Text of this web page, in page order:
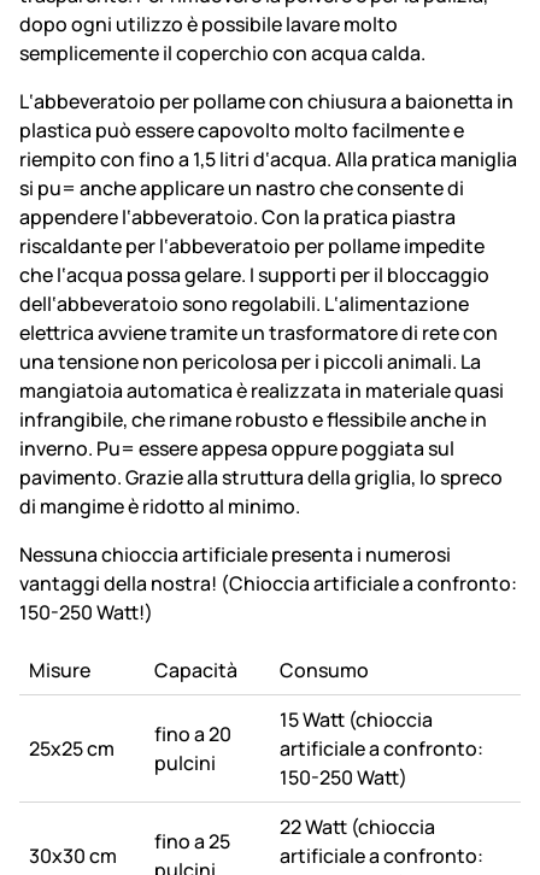
dopo ogni utilizzo è possibile lavare molto
semplicemente il coperchio con acqua calda.
L‘abbeveratoio per pollame con chiusura a baionetta in
plastica può essere capovolto molto facilmente e
riempito con fino a 1,5 litri d‘acqua. Alla pratica maniglia
si pu= anche applicare un nastro che consente di
appendere l‘abbeveratoio. Con la pratica piastra
riscaldante per l‘abbeveratoio per pollame impedite
che l‘acqua possa gelare. I supporti per il bloccaggio
dell‘abbeveratoio sono regolabili. L‘alimentazione
elettrica avviene tramite un trasformatore di rete con
una tensione non pericolosa per i piccoli animali. La
mangiatoia automatica è realizzata in materiale quasi
infrangibile, che rimane robusto e flessibile anche in
inverno. Pu= essere appesa oppure poggiata sul
pavimento. Grazie alla struttura della griglia, lo spreco
di mangime è ridotto al minimo.
Nessuna chioccia artificiale presenta i numerosi
vantaggi della nostra! (Chioccia artificiale a confronto:
150-250 Watt!)
Misure Capacità Consumo
25x25 cm
fino a 20
pulcini
15 Watt (chioccia
artificiale a confronto:
150-250 Watt)
30x30 cm
fino a 25
22 Watt (chioccia
artificiale a confronto: